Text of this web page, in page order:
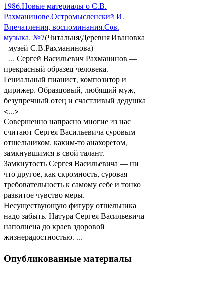
1986.Новые материалы о С.В.
Рахманинове.Остромысленский И.
Впечатления, воспоминания.Сов.
музыка. №7(Читальня/Деревня Ивановка
- музей С.В.Рахманинова)
... Сергей Васильевич Рахманинов —
прекрасный образец человека.
Гениальный пианист, композитор и
дирижер. Образцовый, любящий муж,
безупречный отец и счастливый дедушка
<...>
Совершенно напрасно многие из нас
считают Сергея Васильевича суровым
отшельником, каким-то анахоретом,
замкнувшимся в свой талант.
Замкнутость Сергея Васильевича — ни
что другое, как скромность, суровая
требовательность к самому себе и тонко
развитое чувство меры.
Несуществующую фигуру отшельника
надо забыть. Натура Сергея Васильевича
наполнена до краев здоровой
жизнерадостностью. ...
Опубликованные материалы